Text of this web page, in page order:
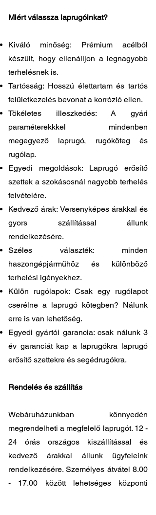
Miért válassza laprugóinkat?
Kiváló minőség: Prémium acélból
készült, hogy ellenálljon a legnagyobb
terhelésnek is.
Tartósság: Hosszú élettartam és tartós
felületkezelés bevonat a korrózió ellen.
Tökéletes illeszkedés: A gyári
paraméterekkkel mindenben
megegyező laprugó, rugóköteg és
rugólap.
Egyedi megoldások: Laprugó erősítő
szettek a szokásosnál nagyobb terhelés
felvételére.
Kedvező árak: Versenyképes árakkal és
gyors szállítással állunk
rendelkezésére.
Széles választék: minden
haszongépjárműhöz és különböző
terhelési igényekhez.
Külön rugólapok: Csak egy rugólapot
cserélne a laprugó kötegben? Nálunk
erre is van lehetőség.
Egyedi gyártói garancia: csak nálunk 3
év garanciát kap a laprugókra laprugó
erősítő szettekre és segédrugókra.
Rendelés és szállítás
Webáruházunkban könnyedén
megrendelheti a megfelelő laprugót. 12 -
24 órás országos kiszállítással és
kedvező árakkal állunk ügyfeleink
rendelkezésére. Személyes átvátel 8.00
- 17.00 között lehetséges központi